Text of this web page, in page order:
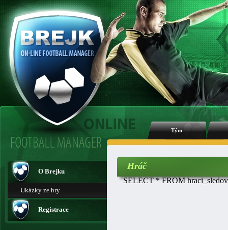
Tým
O Brejku
Ukázky ze hry
Registrace
Hráč
SELECT * FROM